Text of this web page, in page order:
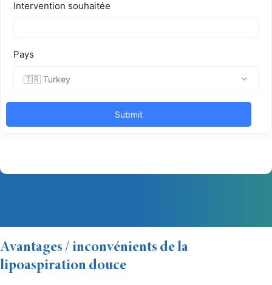
Avantages / inconvénients de la
lipoaspiration douce